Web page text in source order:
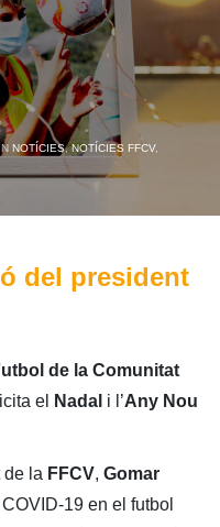
NOTÍCIES,NOTÍCIES FFCV,
del president
de la Comunitat
el Nadal i l’Any Nou
de la FFCV, Gomar
19 en el futbol